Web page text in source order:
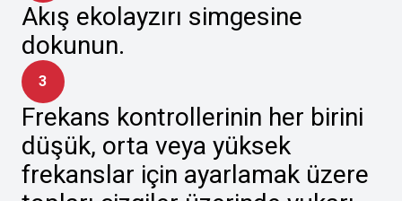
Akış ekolayzırı simgesine
dokunun.
3
Frekans kontrollerinin her birini
düşük, orta veya yüksek
frekanslar için ayarlamak üzere